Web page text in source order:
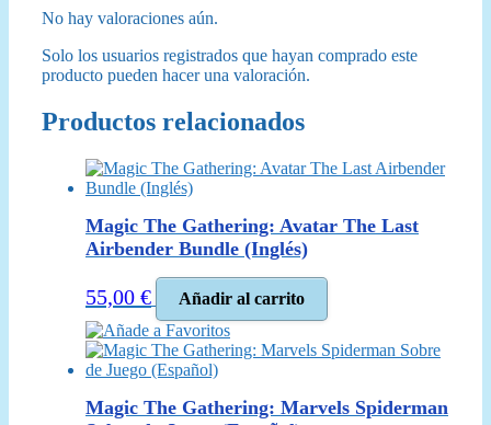
(Español)
cantidad
No hay valoraciones aún.
Solo los usuarios registrados que hayan comprado este
producto pueden hacer una valoración.
Productos relacionados
Magic The Gathering: Avatar The Last
Airbender Bundle (Inglés)
55,00 €
Añadir al carrito
Añade a Favoritos
Magic The Gathering: Marvels Spiderman